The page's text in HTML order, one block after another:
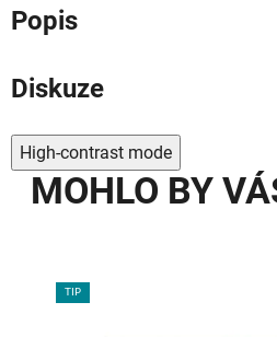
Popis
Diskuze
High-contrast mode
MOHLO BY
TIP